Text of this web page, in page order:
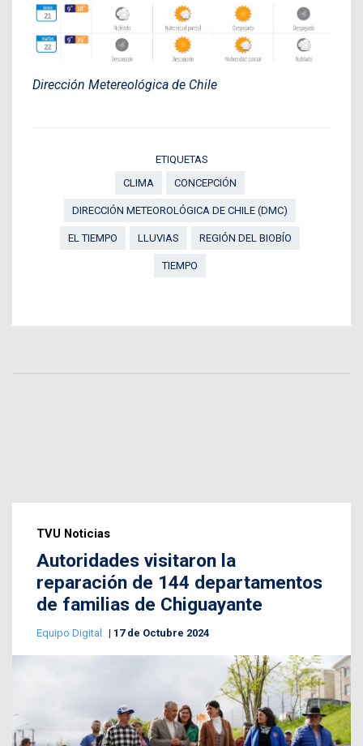
Dirección Metereológica de Chile
ETIQUETAS
CLIMA
CONCEPCIÓN
DIRECCIÓN METEOROLÓGICA DE CHILE (DMC)
EL TIEMPO LLUVIAS REGIÓN DEL BIOBÍO
TIEMPO
TVU Noticias
Autoridades visitaron la
reparación de 144 departamentos
de familias de Chiguayante
Equipo Digital 17 de Octubre 2024